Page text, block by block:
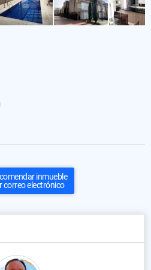
inmueble
correo electrónico